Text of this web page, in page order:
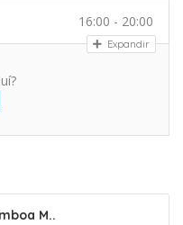
16:00 - 20:00
Expandir
M..